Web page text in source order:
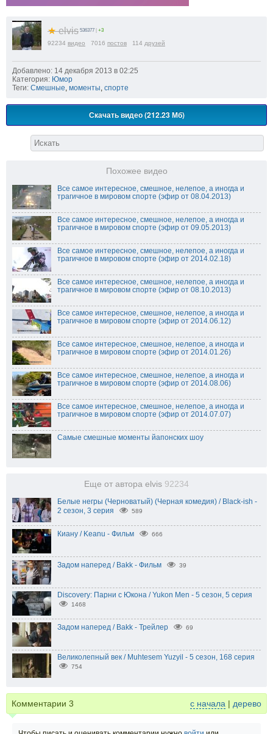
★elvis 536377 +3
92234 видео 7016 постов 114 друзей
Добавлено: 14 декабря 2013 в 02:25
Категория: Юмор
Теги: Смешные, моменты, спорте
Скачать видео (212.23 Мб)
Похожее видео
Все самое интересное, смешное, нелепое, а иногда и
трагичное в мировом спорте (эфир от 08.04.2013)
Все самое интересное, смешное, нелепое, а иногда и
трагичное в мировом спорте (эфир от 09.05.2013)
Все самое интересное, смешное, нелепое, а иногда и
трагичное в мировом спорте (эфир от 2014.02.18)
Все самое интересное, смешное, нелепое, а иногда и
трагичное в мировом спорте (эфир от 08.10.2013)
Все самое интересное, смешное, нелепое, а иногда и
трагичное в мировом спорте (эфир от 2014.06.12)
Все самое интересное, смешное, нелепое, а иногда и
трагичное в мировом спорте (эфир от 2014.01.26)
Все самое интересное, смешное, нелепое, а иногда и
трагичное в мировом спорте (эфир от 2014.08.06)
Все самое интересное, смешное, нелепое, а иногда и
трагичное в мировом спорте (эфир от 2014.07.07)
Самые смешные моменты йапонских шоу
Еще от автора elvis 92234
Белые негры (Черноватый) (Черная комедия) / Black-ish -
2 сезон, 3 серия
589
Киану / Keanu - Фильм 666
Задом наперед / Bakk - Фильм 39
Discovery: Парни с Юкона / Yukon Men - 5 сезон, 5 серия
1468
Задом наперед / Bakk - Трейлер 69
Великолепный век / Muhtesem Yuzyil - 5 сезон, 168 серия
754
Комментарии 3 с начала | дерево